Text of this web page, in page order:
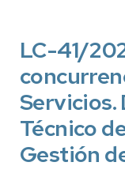
LC-41/
Servicios.
Técnico
Gestión